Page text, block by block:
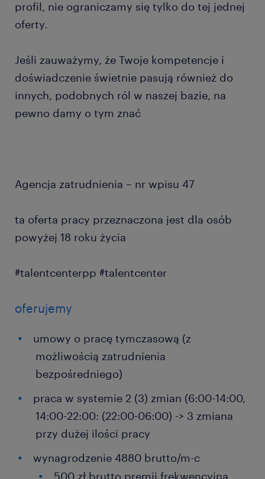
profil, nie ograniczamy się tylko do tej jednej
oferty.
Jeśli zauważymy, że Twoje kompetencje i
doświadczenie świetnie pasują również do
innych, podobnych ról w naszej bazie, na
pewno damy o tym znać
Agencja zatrudnienia – nr wpisu 47
ta oferta pracy przeznaczona jest dla osób
powyżej 18 roku życia
#talentcenterpp #talentcenter
oferujemy
umowy o pracę tymczasową (z
możliwością zatrudnienia
bezpośredniego)
praca w systemie 2 (3) zmian (6:00-14:00,
14:00-22:00: (22:00-06:00) -> 3 zmiana
przy dużej ilości pracy
wynagrodzenie 4880 brutto/m-c
500 zł brutto premii frekwencyjna